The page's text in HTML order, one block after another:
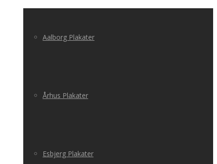
Aalborg Plakater
Århus Plakater
Esbjerg Plakater